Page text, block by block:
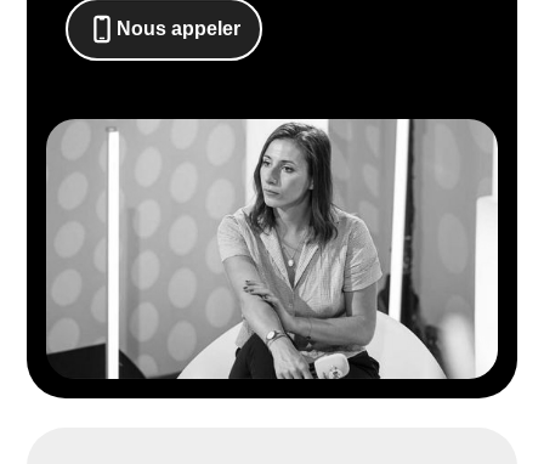
Nous appeler
0652698481